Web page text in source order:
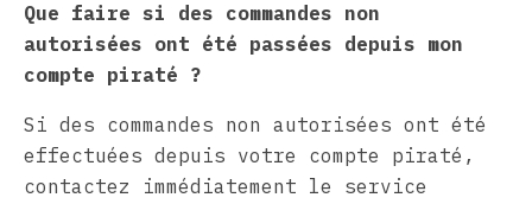
Que faire si des commandes non
autorisées ont été passées depuis mon
compte piraté ?
Si des commandes non autorisées ont été
effectuées depuis votre compte piraté,
contactez immédiatement le service